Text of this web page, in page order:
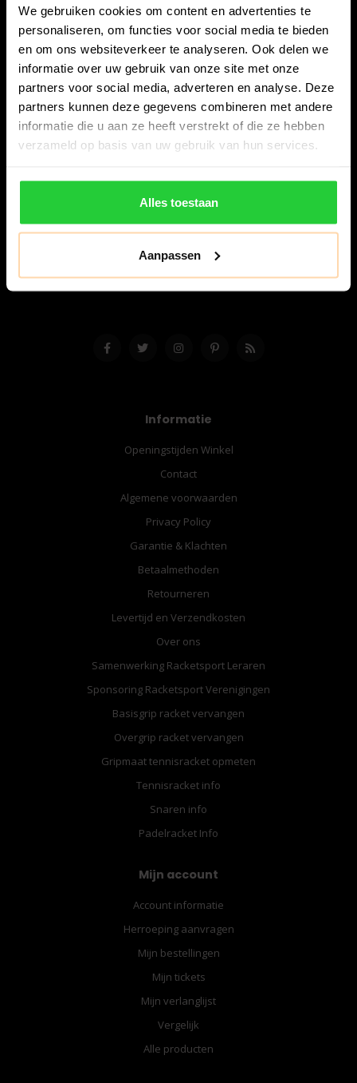
We gebruiken cookies om content en advertenties te
personaliseren, om functies voor social media te bieden
en om ons websiteverkeer te analyseren. Ook delen we
informatie over uw gebruik van onze site met onze
partners voor social media, adverteren en analyse. Deze
partners kunnen deze gegevens combineren met andere
informatie die u aan ze heeft verstrekt of die ze hebben
verzameld op basis van uw gebruik van hun services.
Alles toestaan
Aanpassen
Bespanracket.nl is dé racketspecialist van Lelystad en
omstreken.
8224 AA Lelystad
06-57276080
info@bespanracket.nl
Informatie
Openingstijden Winkel
Contact
Algemene voorwaarden
Privacy Policy
Garantie & Klachten
Betaalmethoden
Retourneren
Levertijd en Verzendkosten
Over ons
Samenwerking Racketsport Leraren
Sponsoring Racketsport Verenigingen
Basisgrip racket vervangen
Overgrip racket vervangen
Gripmaat tennisracket opmeten
Tennisracket info
Snaren info
Padelracket Info
Mijn account
Account informatie
Herroeping aanvragen
Mijn bestellingen
Mijn tickets
Mijn verlanglijst
Vergelijk
Alle producten